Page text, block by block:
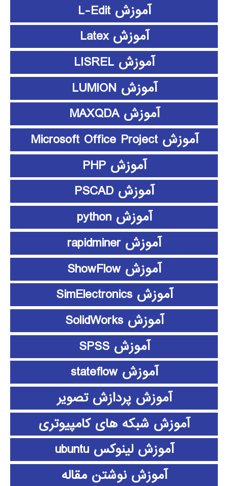
آموزش L-Edit
آموزش Latex
آموزش LISREL
آموزش LUMION
آموزش MAXQDA
آموزش Microsoft Office Project
آموزش PHP
آموزش PSCAD
آموزش python
آموزش rapidminer
آموزش ShowFlow
آموزش SimElectronics
آموزش SolidWorks
آموزش SPSS
آموزش stateflow
آموزش پردازش تصویر
آموزش شبکه های کامپیوتری
آموزش لینوکس ubuntu
آموزش نوشتن مقاله